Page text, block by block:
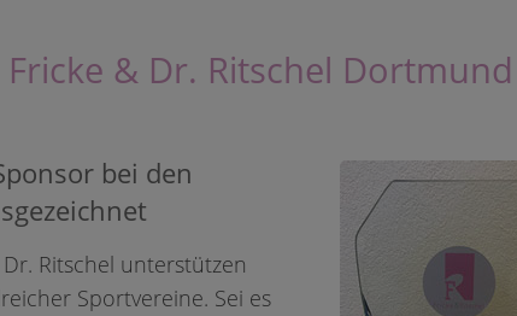
DO-Kirchhörde
für einen schnelleren
& Dr. Ritschel Dortmund
bei den
Ritschel unterstützen
Sportvereine. Sei es